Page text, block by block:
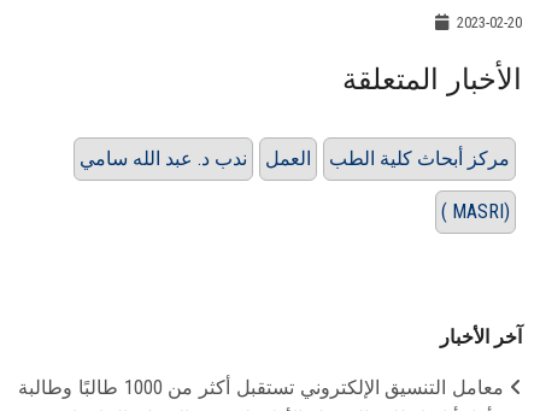
2023-02-20
الأخبار المتعلقة
ندب د. عبد الله سامي العمل مركز أبحاث كلية الطب
( MASRI)
آخر الأخبار
معامل التنسيق الإلكتروني تستقبل أكثر من 1000 طالبًا وطالبة